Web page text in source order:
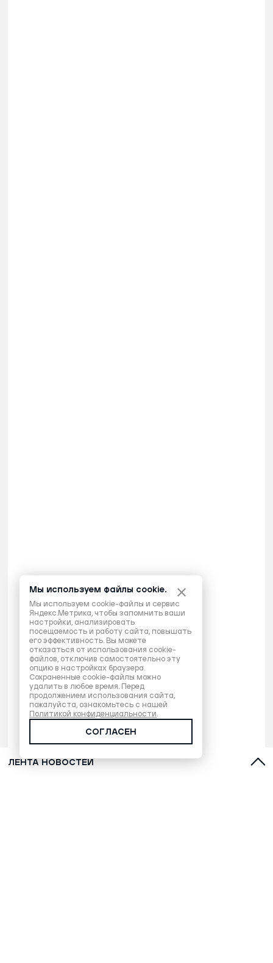
ЛЕНТА НОВОСТЕЙ
Мы используем файлы cookie.
Мы используем cookie-файлы и сервис
Яндекс.Метрика, чтобы запомнить ваши
настройки, анализировать
посещаемость и работу сайта, повышать
его эффективность. Вы можете
отказаться от использования cookie-
файлов, отключив самостоятельно эту
опцию в настройках браузера.
Сохраненные cookie-файлы можно
удалить в любое время. Перед
продолжением использования сайта,
пожалуйста, ознакомьтесь с нашей
Политикой конфиденциальности.
СОГЛАСЕН